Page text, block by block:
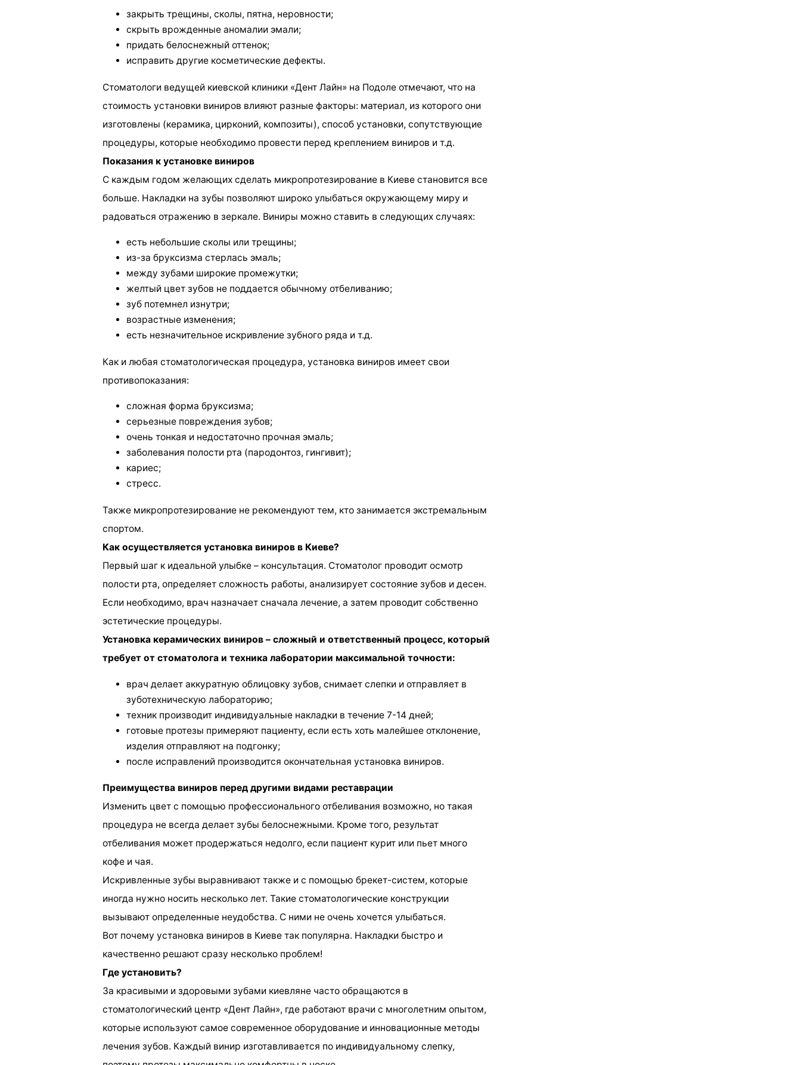
закрыть трещины, сколы, пятна, неровности;
скрыть врожденные аномалии эмали;
придать белоснежный оттенок;
исправить другие косметические дефекты.
Стоматологи ведущей киевской клиники «Дент Лайн» на Подоле отмечают, что на
стоимость установки виниров влияют разные факторы: материал, из которого они
изготовлены (керамика, цирконий, композиты), способ установки, сопутствующие
процедуры, которые необходимо провести перед креплением виниров и т.д.
Показания к установке виниров
С каждым годом желающих сделать микропротезирование в Киеве становится все
больше. Накладки на зубы позволяют широко улыбаться окружающему миру и
радоваться отражению в зеркале. Виниры можно ставить в следующих случаях:
есть небольшие сколы или трещины;
из-за бруксизма стерлась эмаль;
между зубами широкие промежутки;
желтый цвет зубов не поддается обычному отбеливанию;
зуб потемнел изнутри;
возрастные изменения;
есть незначительное искривление зубного ряда и т.д.
Как и любая стоматологическая процедура, установка виниров имеет свои
противопоказания:
сложная форма бруксизма;
серьезные повреждения зубов;
очень тонкая и недостаточно прочная эмаль;
заболевания полости рта (пародонтоз, гингивит);
кариес;
стресс.
Также микропротезирование не рекомендуют тем, кто занимается экстремальным
спортом.
Как осуществляется установка виниров в Киеве?
Первый шаг к идеальной улыбке – консультация. Стоматолог проводит осмотр
полости рта, определяет сложность работы, анализирует состояние зубов и десен.
Если необходимо, врач назначает сначала лечение, а затем проводит собственно
эстетические процедуры.
Установка керамических виниров – сложный и ответственный процесс, который
требует от стоматолога и техника лаборатории максимальной точности:
врач делает аккуратную облицовку зубов, снимает слепки и отправляет в
зуботехническую лабораторию;
техник производит индивидуальные накладки в течение 7-14 дней;
готовые протезы примеряют пациенту, если есть хоть малейшее отклонение,
изделия отправляют на подгонку;
после исправлений производится окончательная установка виниров.
Преимущества виниров перед другими видами реставрации
Изменить цвет с помощью профессионального отбеливания возможно, но такая
процедура не всегда делает зубы белоснежными. Кроме того, результат
отбеливания может продержаться недолго, если пациент курит или пьет много
кофе и чая.
Искривленные зубы выравнивают также и с помощью брекет-систем, которые
иногда нужно носить несколько лет. Такие стоматологические конструкции
вызывают определенные неудобства. С ними не очень хочется улыбаться.
Вот почему установка виниров в Киеве так популярна. Накладки быстро и
качественно решают сразу несколько проблем!
Где установить?
За красивыми и здоровыми зубами киевляне часто обращаются в
стоматологический центр «Дент Лайн», где работают врачи с многолетним опытом,
которые используют самое современное оборудование и инновационные методы
лечения зубов. Каждый винир изготавливается по индивидуальному слепку,